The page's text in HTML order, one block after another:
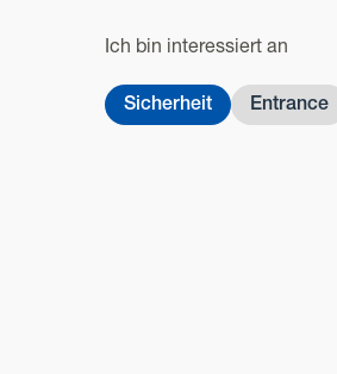
Ich bin interessiert an
Sicherheit Entrance